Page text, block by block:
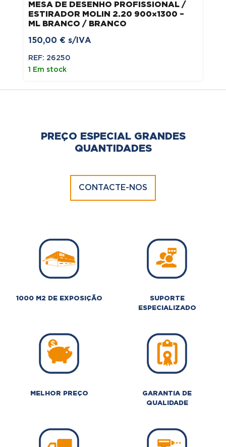
MESA DE DESENHO PROFISSIONAL /
ESTIRADOR MOLIN 2.20 900×1300 –
ML BRANCO / BRANCO
150,00 € s/IVA
REF: 26250
1 Em stock
PREÇO ESPECIAL GRANDES
QUANTIDADES
CONTACTE-NOS
1000 M2 DE EXPOSIÇÃO
SUPORTE
ESPECIALIZADO
MELHOR PREÇO
GARANTIA DE
QUALIDADE